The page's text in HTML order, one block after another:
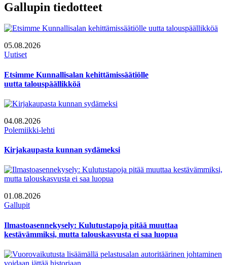
Gallupin tiedotteet
05.08.2026
Uutiset
Etsimme Kunnallisalan kehittämissäätiölle
uutta talouspäällikköä
04.08.2026
Polemiikki-lehti
Kirjakaupasta kunnan sydämeksi
01.08.2026
Gallupit
Ilmastoasennekysely: Kulutustapoja pitää muuttaa
kestävämmiksi, mutta talouskasvusta ei saa luopua